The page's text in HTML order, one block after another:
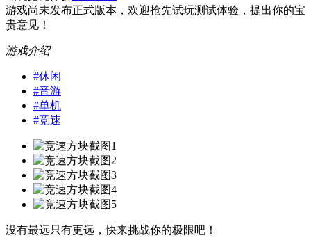
游戏尚未发布正式版本，欢迎抢先试玩测试体验，提出你的宝
贵意见！
游戏介绍
#休闲
#音游
#单机
#竞速
没有最远只有更远，快来挑战你的极限吧！